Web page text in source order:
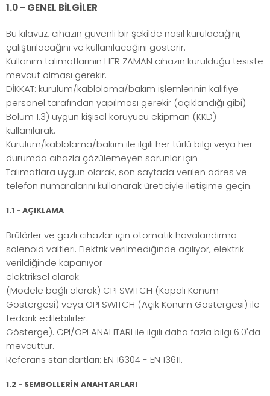
1.0 - GENEL BİLGİLER
Bu kılavuz, cihazın güvenli bir şekilde nasıl kurulacağını,
çalıştırılacağını ve kullanılacağını gösterir.
Kullanım talimatlarının HER ZAMAN cihazın kurulduğu tesiste
mevcut olması gerekir.
DİKKAT: kurulum/kablolama/bakım işlemlerinin kalifiye
personel tarafından yapılması gerekir (açıklandığı gibi)
Bölüm 1.3) uygun kişisel koruyucu ekipman (KKD)
kullanılarak.
Kurulum/kablolama/bakım ile ilgili her türlü bilgi veya her
durumda cihazla çözülemeyen sorunlar için
Talimatlara uygun olarak, son sayfada verilen adres ve
telefon numaralarını kullanarak üreticiyle iletişime geçin.
1.1 - AÇIKLAMA
Brülörler ve gazlı cihazlar için otomatik havalandırma
solenoid valfleri. Elektrik verilmediğinde açılıyor, elektrik
verildiğinde kapanıyor
elektriksel olarak.
(Modele bağlı olarak) CPI SWITCH (Kapalı Konum
Göstergesi) veya OPI SWITCH (Açık Konum Göstergesi) ile
tedarik edilebilirler.
Gösterge). CPI/OPI ANAHTARI ile ilgili daha fazla bilgi 6.0'da
mevcuttur.
Referans standartları: EN 16304 - EN 13611.
1.2 - SEMBOLLERİN ANAHTARLARI